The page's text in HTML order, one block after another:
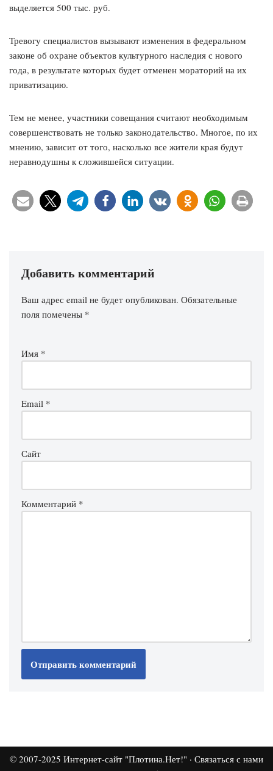
выделяется 500 тыс. руб.
Тревогу специалистов вызывают изменения в федеральном
законе об охране объектов культурного наследия с нового
года, в результате которых будет отменен мораторий на их
приватизацию.
Тем не менее, участники совещания считают необходимым
совершенствовать не только законодательство. Многое, по их
мнению, зависит от того, насколько все жители края будут
неравнодушны к сложившейся ситуации.
Добавить комментарий
Ваш адрес email не будет опубликован. Обязательные
поля помечены *
Имя *
Email *
Сайт
Комментарий *
© 2007-2025 Интернет-сайт "Плотина.Нет!" · Связаться с нами